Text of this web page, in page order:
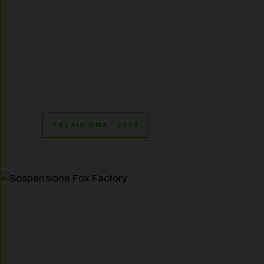
TELAIO OMX · 2026